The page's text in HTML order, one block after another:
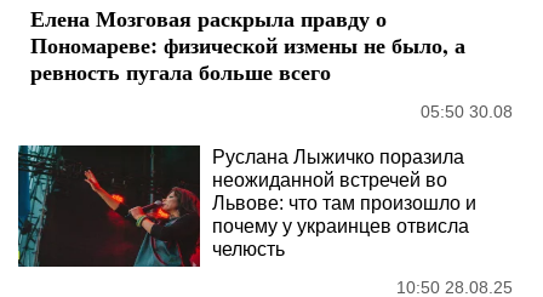
Елена Мозговая раскрыла правду о
Пономареве: физической измены не было, а
ревность пугала больше всего
05:50 30.08
Руслана Лыжичко поразила
неожиданной встречей во
Львове: что там произошло и
почему у украинцев отвисла
челюсть
10:50 28.08.25